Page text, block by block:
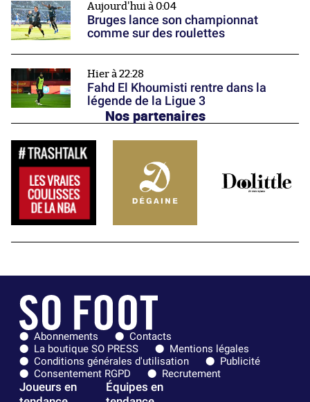
Aujourd'hui à 0:04
Bruges lance son championnat
comme sur des roulettes
Hier à 22:28
Fahd El Khoumisti rentre dans la
légende de la Ligue 3
Nos partenaires
Abonnements
Contacts
La boutique SO PRESS
Mentions légales
Conditions générales d'utilisation
Publicité
Consentement RGPD
Recrutement
Joueurs en
Équipes en